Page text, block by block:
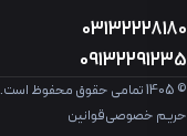
03132228180
09132291235
© 1405 تمامی حقوق محفوظ است.
حریم خصوصیقوانین